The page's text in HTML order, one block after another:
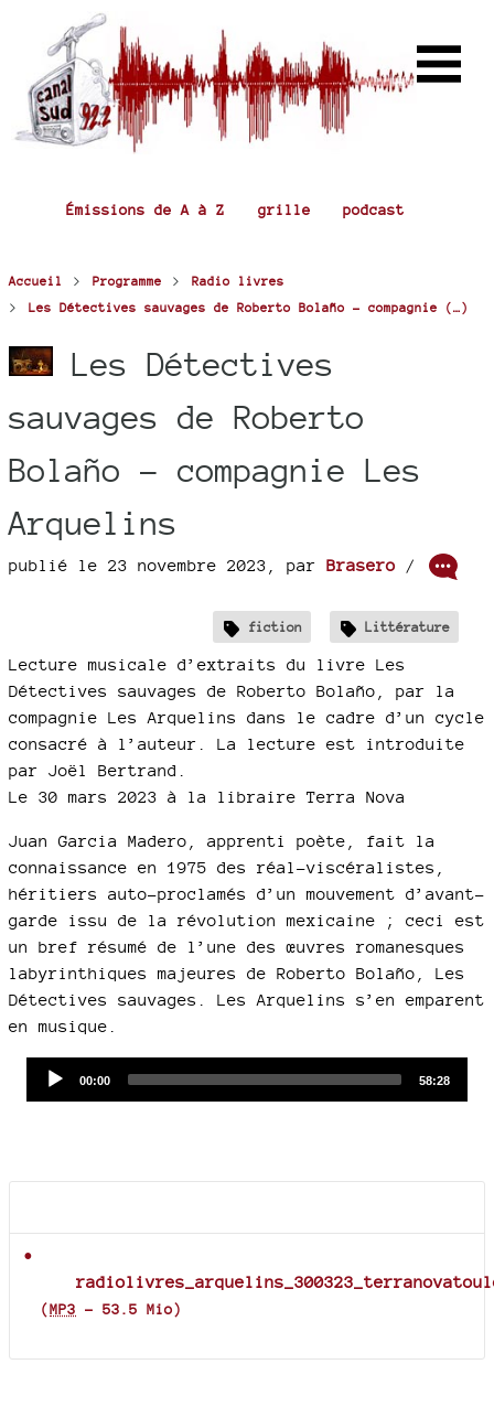
Émissions de A à Z grille podcast
Accueil > Programme > Radio livres
> Les Détectives sauvages de Roberto Bolaño - compagnie (…)
Les Détectives
sauvages de Roberto
Bolaño - compagnie Les
Arquelins
publié le 23 novembre 2023 par Brasero /
fiction Littérature
Lecture musicale d’extraits du livre Les
Détectives sauvages de Roberto Bolaño, par la
compagnie Les Arquelins dans le cadre d’un cycle
consacré à l’auteur. La lecture est introduite
par Joël Bertrand.
Le 30 mars 2023 à la libraire Terra Nova
Juan Garcia Madero, apprenti poète, fait la
connaissance en 1975 des réal-viscéralistes,
héritiers auto-proclamés d’un mouvement d’avant-
garde issu de la révolution mexicaine ; ceci est
un bref résumé de l’une des œuvres romanesques
labyrinthiques majeures de Roberto Bolaño, Les
Détectives sauvages. Les Arquelins s’en emparent
en musique.
Current
00:00
Total
58:28
(MP3 - 53.5 Mio)